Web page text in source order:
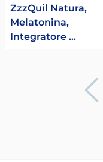
ZzzQuil Natura,
Melatonina,
Integratore …